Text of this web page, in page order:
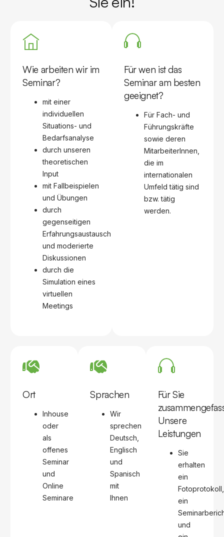
Wie arbeiten wir im
Seminar?
mit einer
individuellen
Situations- und
Bedarfsanalyse
durch unseren
theoretischen
Input
mit Fallbeispielen
und Übungen
durch
gegenseitigen
Erfahrungsaustausch
und moderierte
Diskussionen
durch die
Simulation eines
virtuellen
Meetings
Für wen ist das
Seminar am besten
geeignet?
Für Fach- und
Führungskräfte
sowie deren
MitarbeiterInnen,
die im
internationalen
Umfeld tätig sind
bzw. tätig
werden.
Ort
Inhouse
oder
als
offenes
Seminar
und
Online
Seminare
Sprachen
Wir
sprechen
Deutsch,
Englisch
und
Spanisch
mit
Ihnen
Für Sie
Unsere
Leistungen
Sie
erhalten
ein
Fotoprotokoll,
ein
und